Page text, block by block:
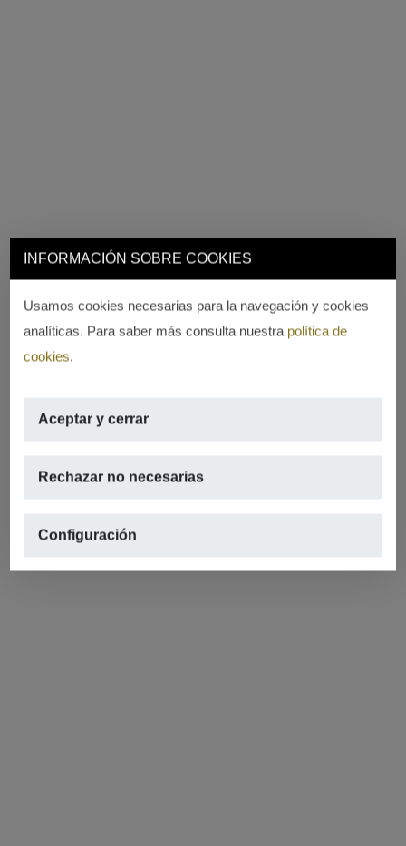
INFORMACIÓN SOBRE COOKIES
Usamos cookies necesarias para la navegación y cookies
analíticas. Para saber más consulta nuestra política de
cookies.
Aceptar y cerrar
Rechazar no necesarias
Configuración